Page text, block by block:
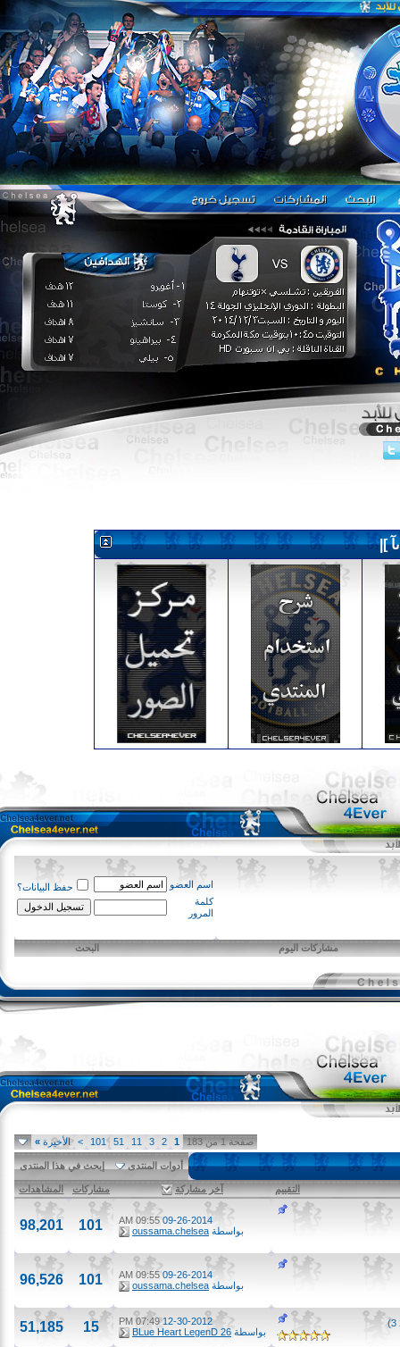
اسم العضو
حفظ البيانات؟
كلمة
المرور
مشاركات اليوم البحث
صفحة 1 من 183 1
2
11
51
101
> الأخيرة»
أدوات المنتدى إبحث في هذا المنتدى
التقييم آخر مشاركة مشاركات المشاهدات
09-26-2014
09:55 AM
بواسطةoussama.chelsea
101
98,201
09-26-2014
09:55 AM
بواسطةoussama.chelsea
101
96,526
12-30-2012
07:49 PM
بواسطةBLue Heart LegenD 26
15
51,185